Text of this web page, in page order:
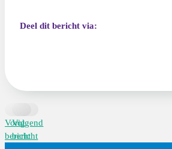
Deel dit bericht via:
Vorig
bericht
Volgend
bericht